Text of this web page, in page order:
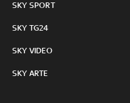
SKY SPORT
SKY TG24
SKY VIDEO
SKY ARTE